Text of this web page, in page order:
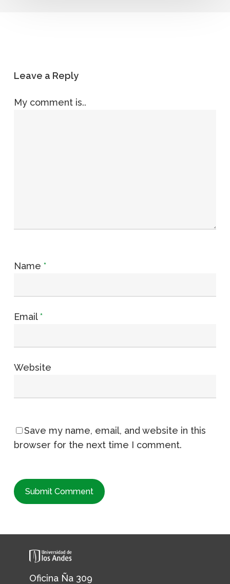
Leave a Reply
My comment is..
Name *
Email*
Website
Save my name, email, and website in this
browser for the next time I comment.
Oficina Ña 309